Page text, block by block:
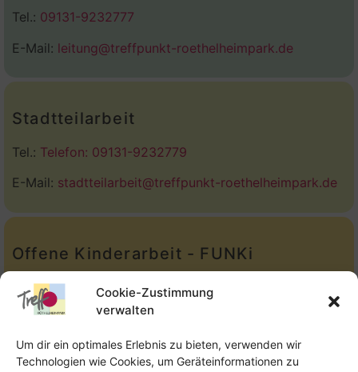
Cookie-Zustimmung
verwalten
Um dir ein optimales Erlebnis zu bieten, verwenden wir
Technologien wie Cookies, um Geräteinformationen zu
Tel.: 09131-9232777
E-Mail: leitung@treffpunkt-roethelheimpark.de
Stadtteilarbeit
Tel.: Telefon: 09131-9232779
E-Mail: stadtteilarbeit@treffpunkt-roethelheimpark.de
Offene Kinderarbeit - FUNKi
Tel.:Telefon: 09131-610749
E-Mail:oka@treffpunkt-roethelheimpark.de